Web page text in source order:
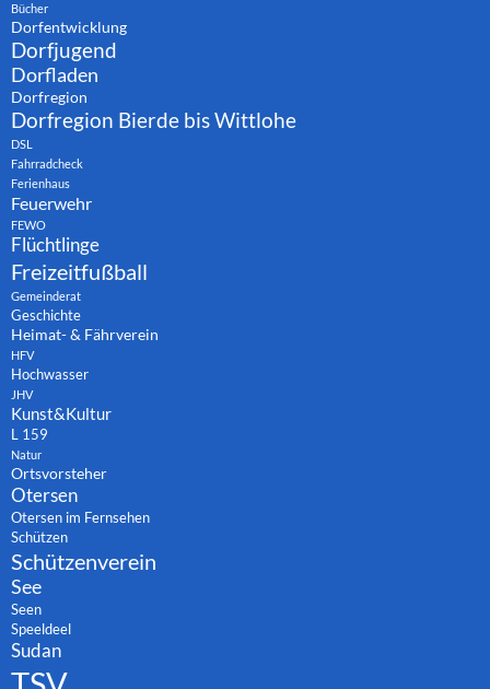
Bücher
Dorfentwicklung
Dorfjugend
Dorfladen
Dorfregion
Dorfregion Bierde bis Wittlohe
DSL
Fahrradcheck
Ferienhaus
Feuerwehr
FEWO
Flüchtlinge
Freizeitfußball
Gemeinderat
Geschichte
Heimat- & Fährverein
HFV
Hochwasser
JHV
Kunst&Kultur
L 159
Natur
Ortsvorsteher
Otersen
Otersen im Fernsehen
Schützen
Schützenverein
See
Seen
Speeldeel
Sudan